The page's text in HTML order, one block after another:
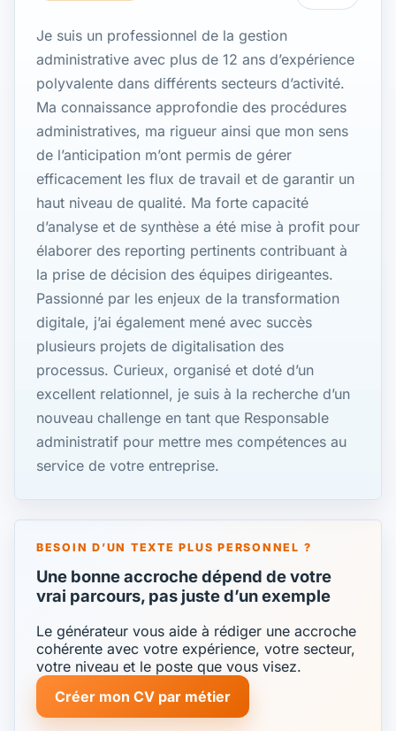
Je suis un professionnel de la gestion
administrative avec plus de 12 ans d’expérience
polyvalente dans différents secteurs d’activité.
Ma connaissance approfondie des procédures
administratives, ma rigueur ainsi que mon sens
de l’anticipation m’ont permis de gérer
efficacement les flux de travail et de garantir un
haut niveau de qualité. Ma forte capacité
d’analyse et de synthèse a été mise à profit pour
élaborer des reporting pertinents contribuant à
la prise de décision des équipes dirigeantes.
Passionné par les enjeux de la transformation
digitale, j’ai également mené avec succès
plusieurs projets de digitalisation des
processus. Curieux, organisé et doté d’un
excellent relationnel, je suis à la recherche d’un
nouveau challenge en tant que Responsable
administratif pour mettre mes compétences au
service de votre entreprise.
BESOIN D’UN TEXTE PLUS PERSONNEL ?
Une bonne accroche dépend de votre
vrai parcours, pas juste d’un exemple
Le générateur vous aide à rédiger une accroche
cohérente avec votre expérience, votre secteur,
votre niveau et le poste que vous visez.
Créer mon CV par métier